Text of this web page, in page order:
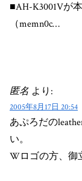
■AH-K3001Vが
（memn0c…
匿名 より:
2005年8月17日 20:54
あぷろだの
い。
Wロゴの方、御